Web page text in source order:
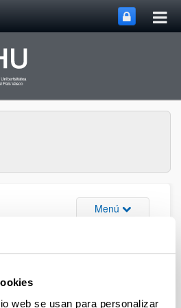
web se usan para personalizar
Menú Abrir/cerrar